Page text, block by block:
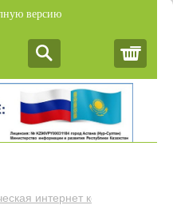
версию
интернет